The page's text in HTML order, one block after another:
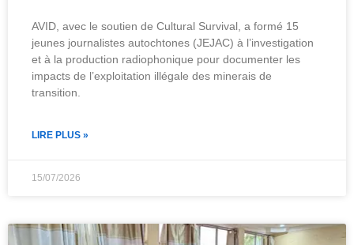
AVID, avec le soutien de Cultural Survival, a formé 15
jeunes journalistes autochtones (JEJAC) à l’investigation
et à la production radiophonique pour documenter les
impacts de l’exploitation illégale des minerais de
transition.
LIRE PLUS »
15/07/2026